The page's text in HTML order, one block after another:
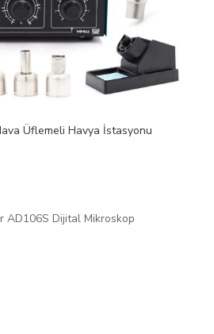
Üflemeli Havya İstasyonu